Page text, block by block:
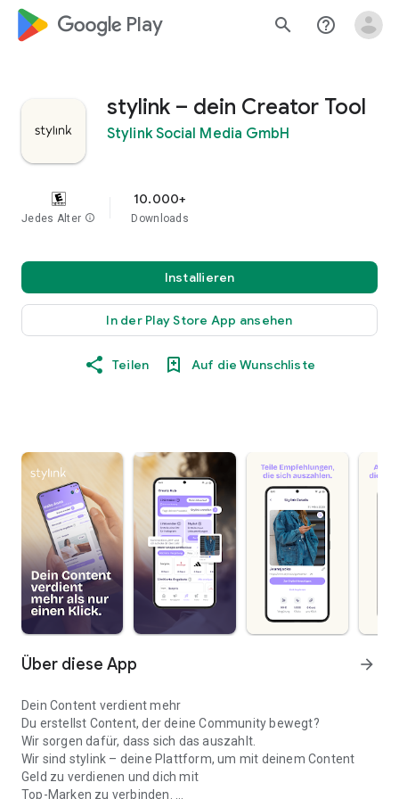
google_logo Play search help_outline
stylink – dein Creator Tool
Stylink Social Media GmbH
Jedes Alter info
10.000+
Downloads
Installieren
In der Play Store App ansehen
Teilen Auf die Wunschliste
Über diese App arrow_forward
Dein Content verdient mehr
Du erstellst Content, der deine Community bewegt?
Wir sorgen dafür, dass sich das auszahlt.
Wir sind stylink – deine Plattform, um mit deinem Content
Geld zu verdienen und dich mit
Top-Marken zu verbinden.